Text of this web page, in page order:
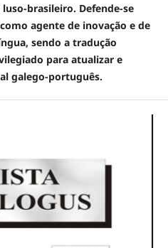
brasileiro. Defende-se
agente de inovação e de
sendo a tradução
para atualizar e
galego-português.